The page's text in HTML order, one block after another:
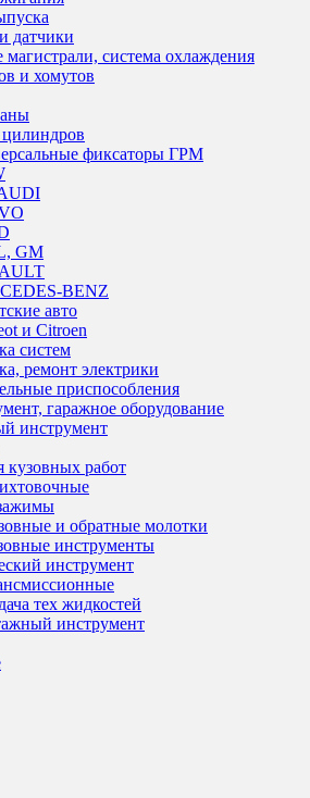
датчики
система охлаждения
и хомутов
фиксаторы ГРМ
GM
BENZ
авто
и Citroen
систем
ремонт электрики
приспособления
гаражное оборудование
инструмент
кузовных работ
и обратные молотки
инструменты
инструмент
тех жидкостей
инструмент